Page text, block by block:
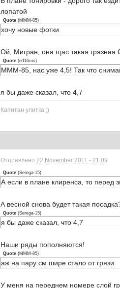
лопатой
Quote (MMM-85)
хочу новые фотки
Ой, Мигран, она щас такая грязная
Quote (rr116rus)
MMM-85, нас уже 4,5! Так что
я бы даже сказал, что 4,7
Капитан улитка ;)
Отправлено 22 November 2011 - 21:09
Quote (Serega-15)
А если в плане клиренса, то перед
А весной снова будет такая
Quote (Serega-15)
я бы даже сказал, что 4,7
Наши ряды пополняются!
Quote (MMM-85)
аж на пару см шире стало от грязи
У меня на переднем номере слой